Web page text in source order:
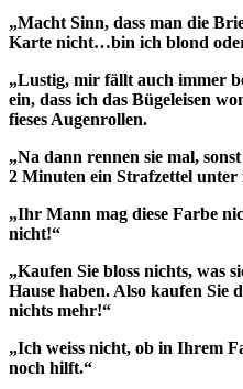
„Macht Sinn, dass man die
Karte nicht…bin ich blond
„Lustig, mir fällt auch immer
ein, dass ich das Bügeleisen
fieses Augenrollen.
„Na dann rennen sie mal,
2 Minuten ein Strafzettel unter
„Ihr Mann mag diese Farbe
nicht!“
„Kaufen Sie bloss nichts, was
Hause haben. Also kaufen Sie
nichts mehr!“
„Ich weiss nicht, ob in Ihrem
noch hilft.“